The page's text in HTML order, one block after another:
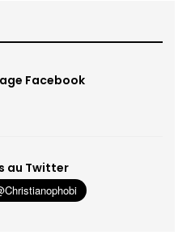
Facebook
au Twitter